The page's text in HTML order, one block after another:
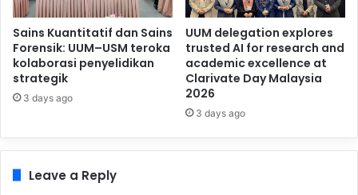
Sains Kuantitatif dan Sains
Forensik: UUM–USM teroka
kolaborasi penyelidikan
strategik
3 days ago
UUM delegation explores
trusted AI for research and
academic excellence at
Clarivate Day Malaysia
2026
3 days ago
Leave a Reply